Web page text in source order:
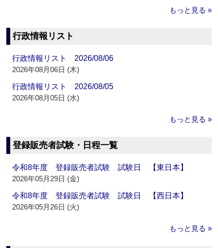
もっと見る »
行政情報リスト
行政情報リスト 2026/08/06
2026年08月06日 (木)
行政情報リスト 2026/08/05
2026年08月05日 (水)
もっと見る »
登録販売者試験・日程一覧
令和8年度 登録販売者試験 試験日 【東日本】
2026年05月29日 (金)
令和8年度 登録販売者試験 試験日 【西日本】
2026年05月26日 (火)
もっと見る »